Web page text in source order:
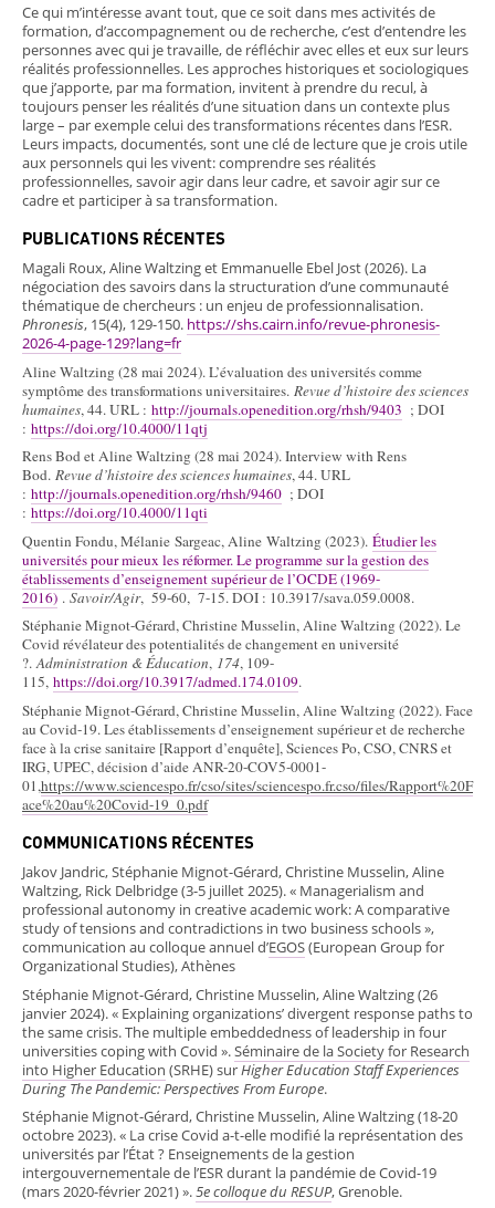
Ce qui m’intéresse avant tout, que ce soit dans mes activités de
formation, d’accompagnement ou de recherche, c’est d’entendre les
personnes avec qui je travaille, de réfléchir avec elles et eux sur leurs
réalités professionnelles. Les approches historiques et sociologiques
que j’apporte, par ma formation, invitent à prendre du recul, à
toujours penser les réalités d’une situation dans un contexte plus
large – par exemple celui des transformations récentes dans l’ESR.
Leurs impacts, documentés, sont une clé de lecture que je crois utile
aux personnels qui les vivent: comprendre ses réalités
professionnelles, savoir agir dans leur cadre, et savoir agir sur ce
cadre et participer à sa transformation.
PUBLICATIONS RÉCENTES
Magali Roux, Aline Waltzing et Emmanuelle Ebel Jost (2026). La
négociation des savoirs dans la structuration d’une communauté
thématique de chercheurs : un enjeu de professionnalisation.
Phronesis, 15(4), 129-150. https://shs.cairn.info/revue-phronesis-
2026-4-page-129?lang=fr
Aline Waltzing (28 mai 2024). L’évaluation des universités comme
symptôme des transformations universitaires. Revue d’histoire des sciences
humaines, 44. URL : http://journals.openedition.org/rhsh/9403 ; DOI
: https://doi.org/10.4000/11qtj
Rens Bod et Aline Waltzing (28 mai 2024). Interview with Rens
Bod. Revue d’histoire des sciences humaines, 44. URL
: http://journals.openedition.org/rhsh/9460 ; DOI
: https://doi.org/10.4000/11qti
Quentin Fondu, Mélanie Sargeac, Aline Waltzing (2023). Étudier les
universités pour mieux les réformer. Le programme sur la gestion des
établissements d’enseignement supérieur de l’OCDE (1969-
2016) . Savoir/Agir, 59-60, 7-15. DOI : 10.3917/sava.059.0008.
Stéphanie Mignot-Gérard, Christine Musselin, Aline Waltzing (2022). Le
Covid révélateur des potentialités de changement en université
?.Administration & Éducation, 174, 109-
115, https://doi.org/10.3917/admed.174.0109.
Stéphanie Mignot-Gérard, Christine Musselin, Aline Waltzing (2022).Face
au Covid-19. Les établissements d’enseignement supérieur et de recherche
face à la crise sanitaire [Rapport d’enquête],Sciences Po, CSO, CNRS et
IRG, UPEC, décision d’aide ANR-20-COV5-0001-
01,https://www.sciencespo.fr/cso/sites/sciencespo.fr.cso/files/Rapport%20F
ace%20au%20Covid-19_0.pdf
COMMUNICATIONS RÉCENTES
Jakov Jandric,Stéphanie Mignot-Gérard, Christine Musselin, Aline
Waltzing, Rick Delbridge(3-5 juillet 2025). « Managerialism and
professional autonomy in creative academic work: A comparative
study of tensions and contradictions in two business schools »,
communication au colloque annuel d’EGOS(European Group for
Organizational Studies),Athènes
Stéphanie Mignot-Gérard, Christine Musselin, Aline Waltzing (26
janvier 2024). « Explaining organizations’ divergent response paths to
the same crisis. The multiple embeddedness of leadership in four
universities coping with Covid ».Séminaire de la Society for Research
into Higher Education (SRHE) surHigher Education Staff Experiences
During The Pandemic: Perspectives From Europe.
Stéphanie Mignot-Gérard, Christine Musselin, Aline Waltzing (18-20
octobre 2023). « La crise Covid a-t-elle modifié la représentation des
universités par l’État ? Enseignements de la gestion
intergouvernementale de l’ESR durant la pandémie de Covid-19
(mars 2020-février 2021) ».5e colloque du RESUP, Grenoble.